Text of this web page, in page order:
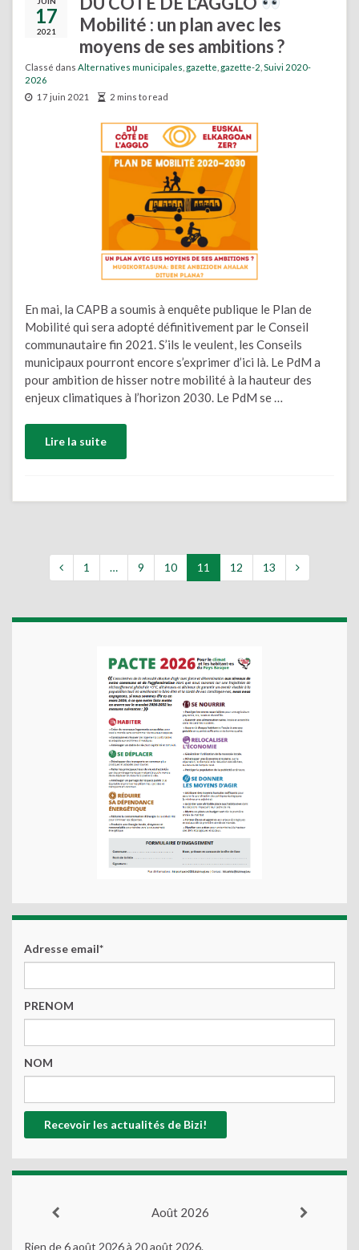
17
2021
Mobilité : un plan avec les
moyens de ses ambitions ?
Classé dans Alternatives municipales gazette gazette-2 Suivi 2020-
2026
17 juin 2021
2 mins to read
En mai, la CAPB a soumis à enquête publique le Plan de
Mobilité qui sera adopté définitivement par le Conseil
communautaire fin 2021. S’ils le veulent, les Conseils
municipaux pourront encore s’exprimer d’ici là. Le PdM a
pour ambition de hisser notre mobilité à la hauteur des
enjeux climatiques à l’horizon 2030. Le PdM se …
Lire la suite
1 … 9 10 11 12 13
Adresse email*
PRENOM
NOM
Août 2026
Rien de 6 août 2026 à 20 août 2026.